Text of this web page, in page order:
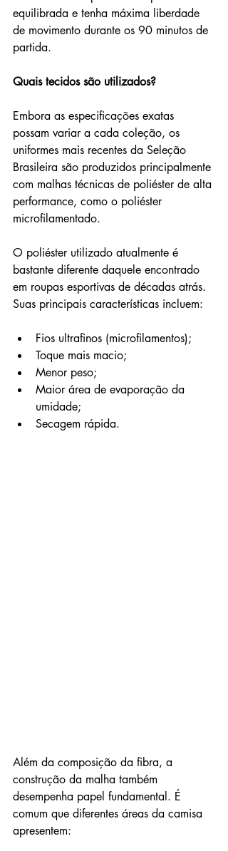
equilibrada e tenha máxima liberdade
de movimento durante os 90 minutos de
partida.
Quais tecidos são utilizados?
Embora as especificações exatas
possam variar a cada coleção, os
uniformes mais recentes da Seleção
Brasileira são produzidos principalmente
com malhas técnicas de poliéster de alta
performance, como o poliéster
microfilamentado.
O poliéster utilizado atualmente é
bastante diferente daquele encontrado
em roupas esportivas de décadas atrás.
Suas principais características incluem:
Fios ultrafinos (microfilamentos);
Toque mais macio;
Menor peso;
Maior área de evaporação da
umidade;
Secagem rápida.
Além da composição da fibra, a
construção da malha também
desempenha papel fundamental. É
comum que diferentes áreas da camisa
apresentem: